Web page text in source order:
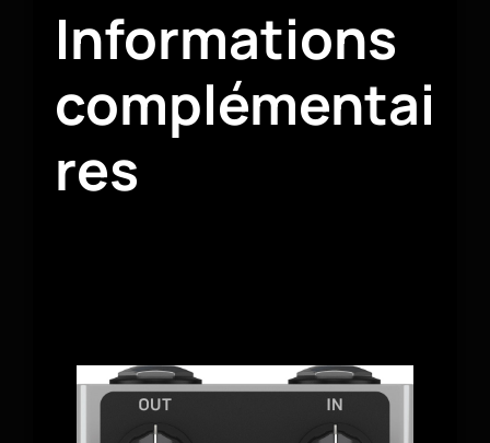
Informations
complémentai
res